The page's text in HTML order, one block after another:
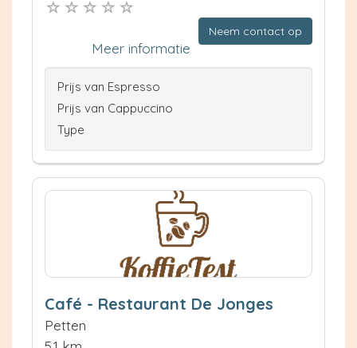
Neem contact op
Meer informatie
Prijs van Espresso
Prijs van Cappuccino
Type
Café - Restaurant De Jonges
Petten